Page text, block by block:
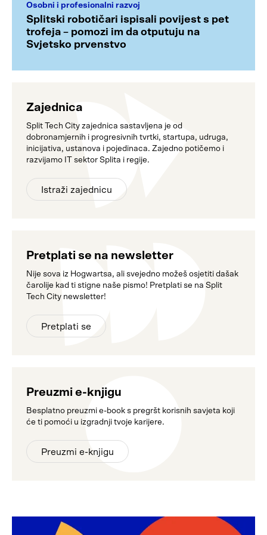
Osobni i profesionalni razvoj
Splitski robotičari ispisali povijest s pet
trofeja – pomozi im da otputuju na
Svjetsko prvenstvo
Zajednica
Split Tech City zajednica sastavljena je od
dobronamjernih i progresivnih tvrtki, startupa, udruga,
inicijativa, ustanova i pojedinaca. Zajedno potičemo i
razvijamo IT sektor Splita i regije.
Istraži zajednicu
Pretplati se na newsletter
Nije sova iz Hogwartsa, ali svejedno možeš osjetiti dašak
čarolije kad ti stigne naše pismo! Pretplati se na Split
Tech City newsletter!
Pretplati se
Preuzmi e-knjigu
Besplatno preuzmi e-book s pregršt korisnih savjeta koji
će ti pomoći u izgradnji tvoje karijere.
Preuzmi e-knjigu